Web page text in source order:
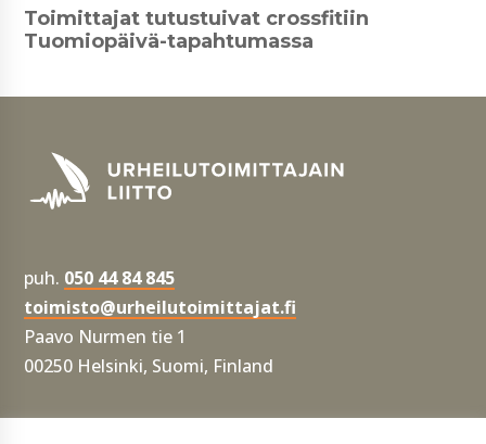
Toimittajat tutustuivat crossfitiin
Tuomiopäivä-tapahtumassa
puh. 050 44 84 845
toimisto@urheilutoimittajat.fi
Paavo Nurmen tie 1
00250 Helsinki, Suomi, Finland